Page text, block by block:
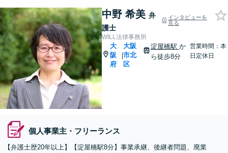
中野 希美 弁
護士
インタビューを
見る
WILL法律事務所
大
阪
府
|
大阪
市北
区
淀屋橋駅 か
ら徒歩8分
営業時間：本
日定休日
個人事業主・フリーランス
【弁護士歴20年以上】【淀屋橋駅8分】事業承継、後継者問題、廃業